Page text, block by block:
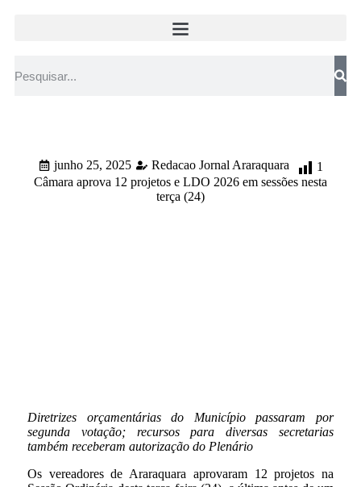
junho 25, 2025 Redacao Jornal Araraquara
1
Câmara aprova 12 projetos e LDO 2026 em sessões nesta
terça (24)
Diretrizes orçamentárias do Município passaram por
segunda votação; recursos para diversas secretarias
também receberam autorização do Plenário
Os vereadores de Araraquara aprovaram 12 projetos na